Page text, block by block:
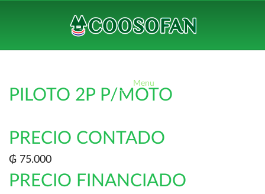
Menu
PILOTO 2P P/MOTO
PRECIO CONTADO
₲ 75.000
PRECIO FINANCIADO